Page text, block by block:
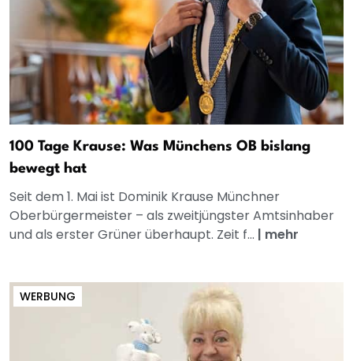
100 Tage Krause: Was Münchens OB bislang
bewegt hat
Seit dem 1. Mai ist Dominik Krause Münchner
Oberbürgermeister – als zweitjüngster Amtsinhaber
und als erster Grüner überhaupt. Zeit f... | mehr
WERBUNG